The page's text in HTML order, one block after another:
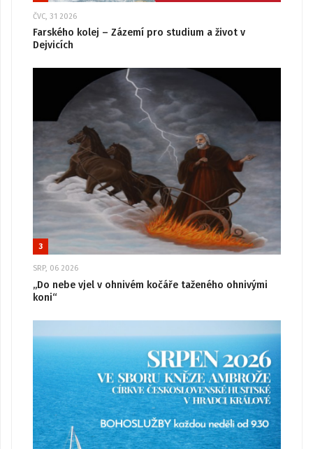
ČVC, 31 2026
Farského kolej – Zázemí pro studium a život v
Dejvicích
3
SRP, 06 2026
„Do nebe vjel v ohnivém kočáře taženého ohnivými
koni“